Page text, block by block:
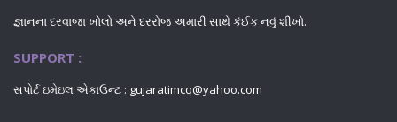
જ્ઞાનના દરવાજા ખોલો અને દરરોજ અમારી સાથે કંઈક નવું શીખો.
SUPPORT :
સપોર્ટ ઇમેઇલ એકાઉન્ટ : gujaratimcq@yahoo.com